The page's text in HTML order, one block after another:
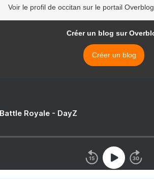
Voir le profil de occitan sur le portail Overblog
Créer un blog sur
Créer un blog
Royale - DayZ